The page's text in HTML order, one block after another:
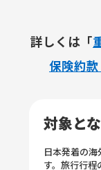
詳しくは「
保険約
対象と
日本発着の
す。旅行行程